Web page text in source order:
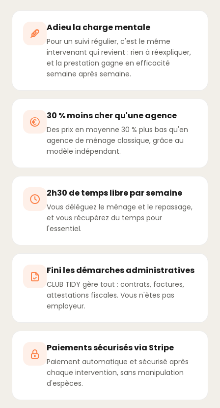
Adieu la charge mentale
Pour un suivi régulier, c'est le même
intervenant qui revient : rien à réexpliquer,
et la prestation gagne en efficacité
semaine après semaine.
30 % moins cher qu'une agence
Des prix en moyenne 30 % plus bas qu'en
agence de ménage classique, grâce au
modèle indépendant.
2h30 de temps libre par semaine
Vous déléguez le ménage et le repassage,
et vous récupérez du temps pour
l'essentiel.
Fini les démarches administratives
CLUB TIDY gère tout : contrats, factures,
attestations fiscales. Vous n'êtes pas
employeur.
Paiements sécurisés via Stripe
Paiement automatique et sécurisé après
chaque intervention, sans manipulation
d'espèces.